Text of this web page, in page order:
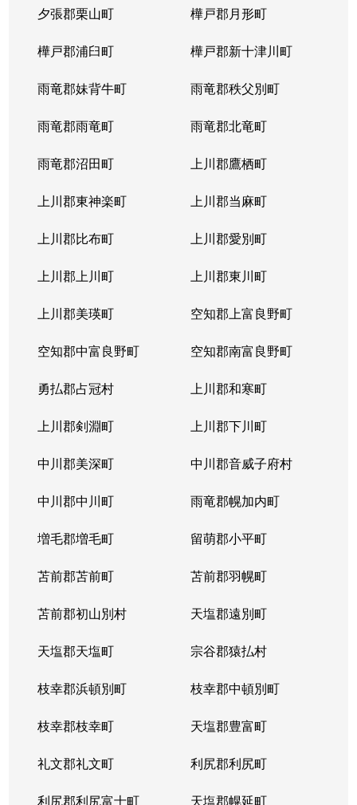
夕張郡栗山町 樺戸郡月形町
樺戸郡浦臼町 樺戸郡新十津川町
雨竜郡妹背牛町 雨竜郡秩父別町
雨竜郡雨竜町 雨竜郡北竜町
雨竜郡沼田町 上川郡鷹栖町
上川郡東神楽町 上川郡当麻町
上川郡比布町 上川郡愛別町
上川郡上川町 上川郡東川町
上川郡美瑛町 空知郡上富良野町
空知郡中富良野町 空知郡南富良野町
勇払郡占冠村 上川郡和寒町
上川郡剣淵町 上川郡下川町
中川郡美深町 中川郡音威子府村
中川郡中川町 雨竜郡幌加内町
増毛郡増毛町 留萌郡小平町
苫前郡苫前町 苫前郡羽幌町
苫前郡初山別村 天塩郡遠別町
天塩郡天塩町 宗谷郡猿払村
枝幸郡浜頓別町 枝幸郡中頓別町
枝幸郡枝幸町 天塩郡豊富町
礼文郡礼文町 利尻郡利尻町
利尻郡利尻富士町 天塩郡幌延町